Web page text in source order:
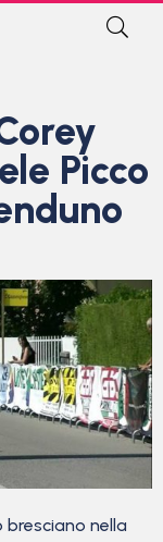
Picco
bresciano nella